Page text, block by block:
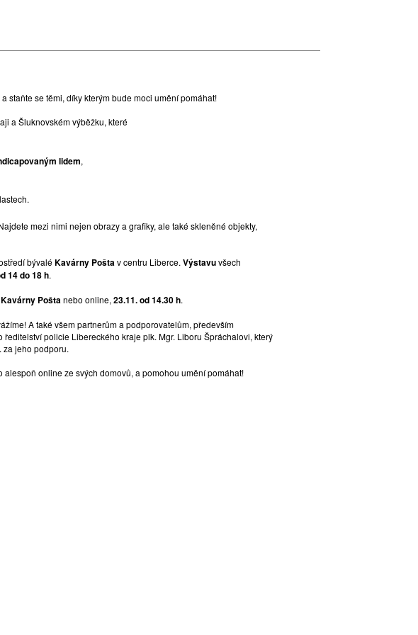
staňte se těmi, díky kterým bude moci umění pomáhat!
a Šluknovském výběžku, které
lidem,
mezi nimi nejen obrazy a grafiky, ale také skleněné objekty,
bývaléKavárny Poštav centru Liberce. Výstavuvšech
14 do 18 h.
Kavárny Poštanebo online, 23.11. od 14.30 h.
A také všem partnerům a podporovatelům, především
policie Libereckého kraje plk. Mgr. Liboru Špráchalovi, který
za jeho podporu.
online ze svých domovů, a pomohou umění pomáhat!